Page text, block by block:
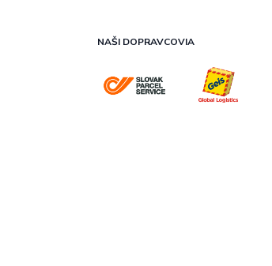
NAŠI DOPRAVCOVIA